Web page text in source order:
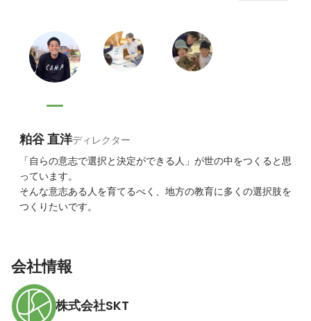
粕谷 直洋ディレクター
「自らの意志で選択と決定ができる人」が世の中をつくると思
っています。
そんな意志ある人を育てるべく、地方の教育に多くの選択肢を
つくりたいです。
会社情報
株式会社SKT